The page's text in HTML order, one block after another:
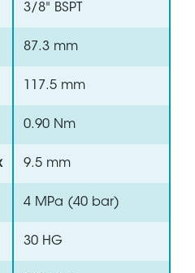
3/8" BSPT
87.3 mm
117.5 mm
0.90 Nm
9.5 mm
4 MPa (40 bar)
30 HG